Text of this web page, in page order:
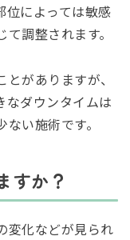
位によっては敏感
調整されます。
がありますが、
なダウンタイムは
い施術です。
すか？
変化などが見られ